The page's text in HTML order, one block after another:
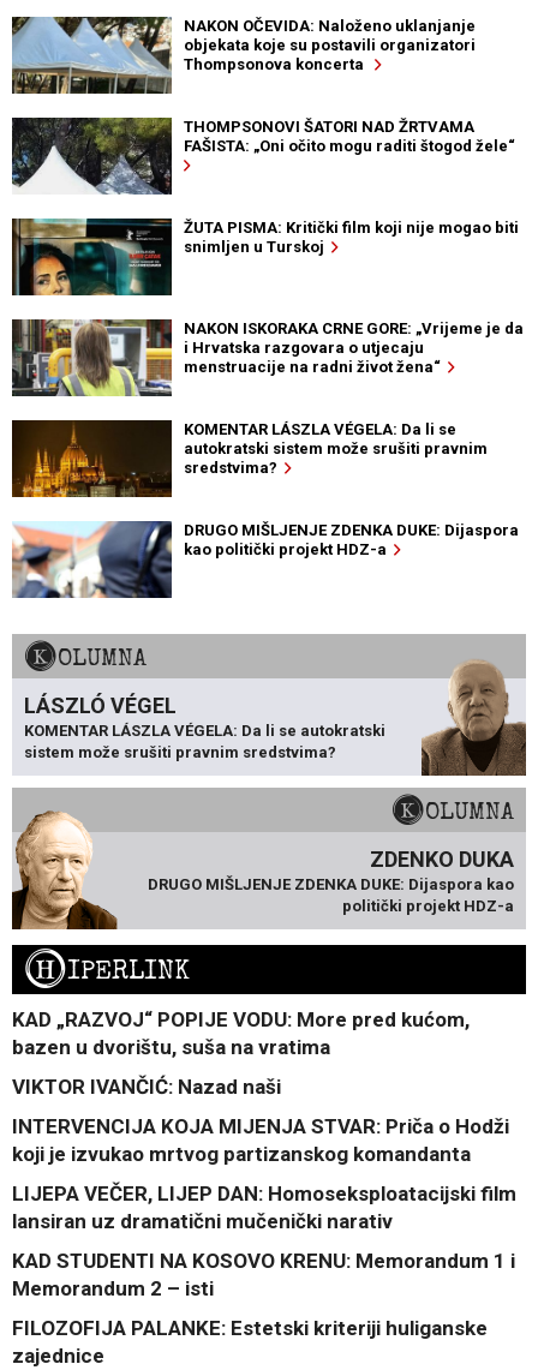
NAKON OČEVIDA: Naloženo uklanjanje
objekata koje su postavili organizatori
Thompsonova koncerta
THOMPSONOVI ŠATORI NAD ŽRTVAMA
FAŠISTA: „Oni očito mogu raditi štogod žele“
ŽUTA PISMA: Kritički film koji nije mogao biti
snimljen u Turskoj
NAKON ISKORAKA CRNE GORE: „Vrijeme je da
i Hrvatska razgovara o utjecaju
menstruacije na radni život žena“
KOMENTAR LÁSZLA VÉGELA: Da li se
autokratski sistem može srušiti pravnim
sredstvima?
DRUGO MIŠLJENJE ZDENKA DUKE: Dijaspora
kao politički projekt HDZ-a
KOLUMNA
LÁSZLÓ VÉGEL
KOMENTAR LÁSZLA VÉGELA: Da li se autokratski
sistem može srušiti pravnim sredstvima?
KOLUMNA
ZDENKO DUKA
DRUGO MIŠLJENJE ZDENKA DUKE: Dijaspora kao
politički projekt HDZ-a
HIPERLINK
KAD „RAZVOJ“ POPIJE VODU: More pred kućom,
bazen u dvorištu, suša na vratima
VIKTOR IVANČIĆ: Nazad naši
INTERVENCIJA KOJA MIJENJA STVAR: Priča o Hodži
koji je izvukao mrtvog partizanskog komandanta
LIJEPA VEČER, LIJEP DAN: Homoseksploatacijski film
lansiran uz dramatični mučenički narativ
KAD STUDENTI NA KOSOVO KRENU: Memorandum 1 i
Memorandum 2 – isti
FILOZOFIJA PALANKE: Estetski kriteriji huliganske
zajednice